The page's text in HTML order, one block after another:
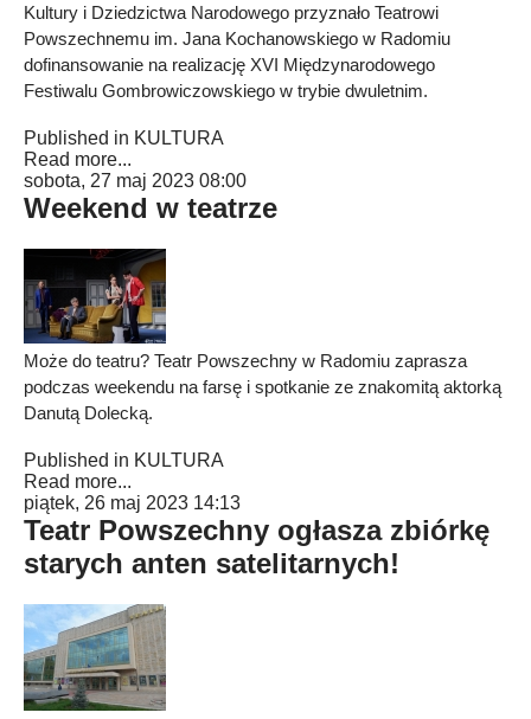
Kultury i Dziedzictwa Narodowego przyznało Teatrowi
Powszechnemu im. Jana Kochanowskiego w Radomiu
dofinansowanie na realizację XVI Międzynarodowego
Festiwalu Gombrowiczowskiego w trybie dwuletnim.
Published in KULTURA
Read more...
sobota, 27 maj 2023 08:00
Weekend w teatrze
Może do teatru? Teatr Powszechny w Radomiu zaprasza
podczas weekendu na farsę i spotkanie ze znakomitą aktorką
Danutą Dolecką.
Published in KULTURA
Read more...
piątek, 26 maj 2023 14:13
Teatr Powszechny ogłasza zbiórkę
starych anten satelitarnych!